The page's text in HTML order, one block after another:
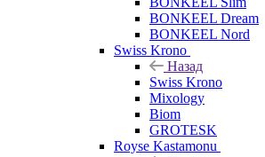
BONKEEL Dream
BONKEEL Nord
Swiss Krono
Назад
Swiss Krono
Mixology
Biom
GROTESK
Royse Kastamonu